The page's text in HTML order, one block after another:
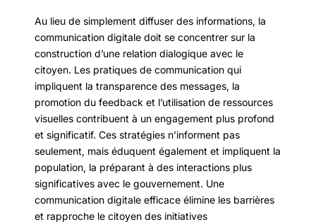
Au lieu de simplement diffuser des informations, la
communication digitale doit se concentrer sur la
construction d’une relation dialogique avec le
citoyen. Les pratiques de communication qui
impliquent la transparence des messages, la
promotion du feedback et l’utilisation de ressources
visuelles contribuent à un engagement plus profond
et significatif. Ces stratégies n’informent pas
seulement, mais éduquent également et impliquent la
population, la préparant à des interactions plus
significatives avec le gouvernement. Une
communication digitale efficace élimine les barrières
et rapproche le citoyen des initiatives